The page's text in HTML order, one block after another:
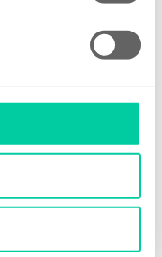
krpr. stk.
2023